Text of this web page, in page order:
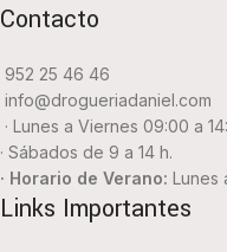
Contacto
952 25 46 46
info@drogueriadaniel.com
· Lunes a Viernes 09:00 a
· Sábados de 9 a 14 h.
· Horario de Verano: Lunes
Links Importantes